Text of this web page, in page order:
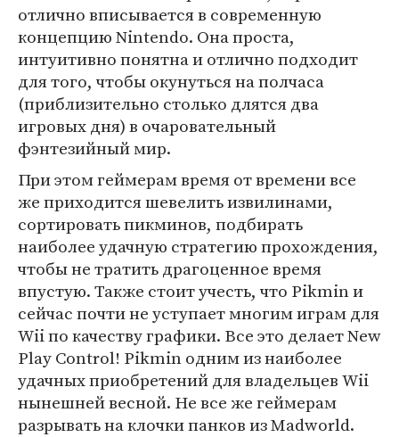
отлично вписывается в современную
концепцию Nintendo. Она проста,
интуитивно понятна и отлично подходит
для того, чтобы окунуться на полчаса
(приблизительно столько длятся два
игровых дня) в очаровательный
фэнтезийный мир.
При этом геймерам время от времени все
же приходится шевелить извилинами,
сортировать пикминов, подбирать
наиболее удачную стратегию прохождения,
чтобы не тратить драгоценное время
впустую. Также стоит учесть, что Pikmin и
сейчас почти не уступает многим играм для
Wii по качеству графики. Все это делает New
Play Control! Pikmin одним из наиболее
удачных приобретений для владельцев Wii
нынешней весной. Не все же геймерам
разрывать на клочки панков из Madworld.